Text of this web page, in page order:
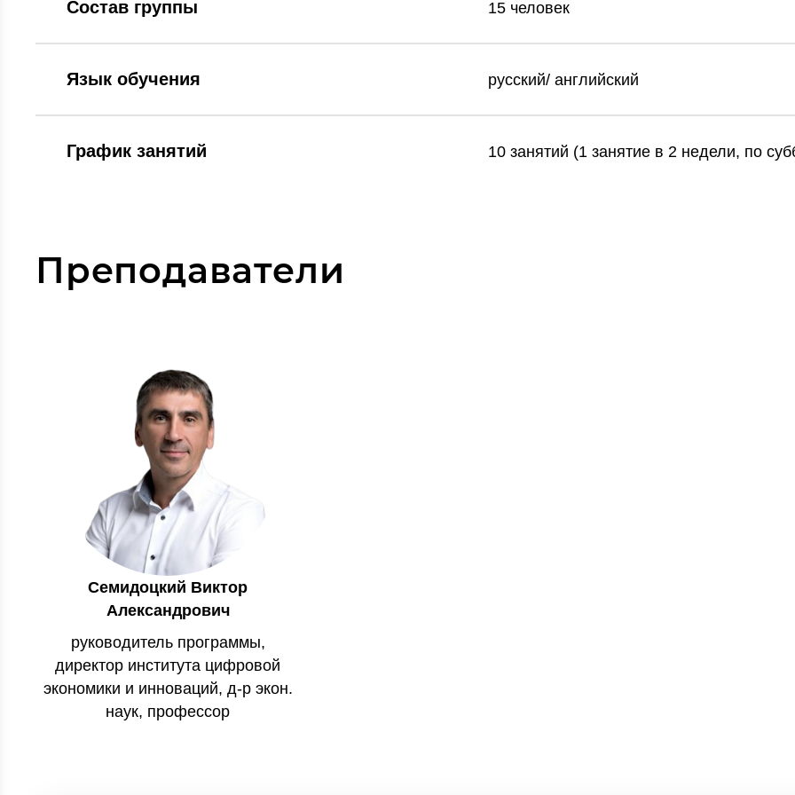
Состав группы 15 человек
Язык обучения русский/ английский
График занятий 10 занятий (1 занятие в 2 недели, по
Преподаватели
Семидоцкий Виктор
Александрович
руководитель программы,
директор института цифровой
экономики и инноваций, д-р экон.
наук, профессор